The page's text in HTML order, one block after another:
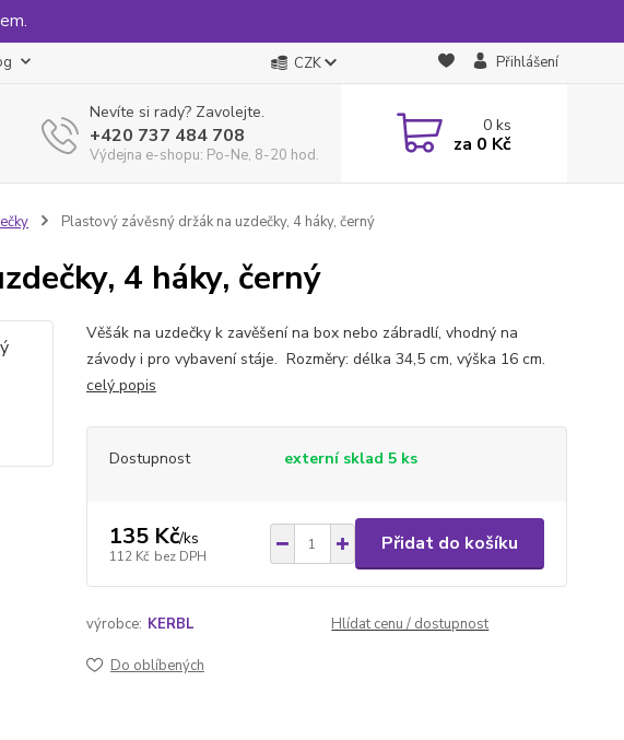
CZK Přihlášení
Nevíte si rady? Zavolejte.
+420 737 484 708
Výdejna e-shopu: Po-Ne, 8-20 hod.
0ks
za 0 Kč
Plastový závěsný držák na uzdečky, 4 háky, černý
4 háky, černý
Věšák na uzdečky k zavěšení na box nebo zábradlí, vhodný na
závody i pro vybavení stáje. Rozměry: délka 34,5 cm, výška 16 cm.
celý popis
Dostupnost externí sklad 5 ks
135 Kč/ks
112 Kč bez DPH
Přidat do košíku
výrobce: KERBL Hlídat cenu / dostupnost
Do oblíbených